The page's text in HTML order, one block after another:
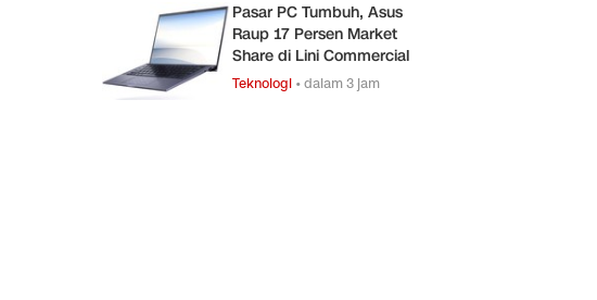
Pasar PC Tumbuh, Asus
Raup 17 Persen Market
Share di Lini Commercial
Teknologi •dalam 3 jam